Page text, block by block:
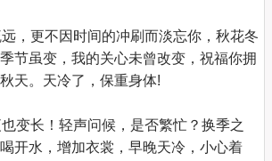
，更不因时间的冲刷而淡忘你，秋花冬
节虽变，我的关心未曾改变，祝福你拥
天。天冷了，保重身体!
变长！轻声问候，是否繁忙？换季之
开水，增加衣裳，早晚天冷，小心着